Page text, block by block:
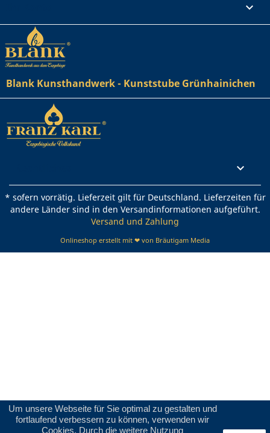
Um unsere Webseite für Sie optimal zu gestalten und
fortlaufend verbessern zu können, verwenden wir
Cookies. Durch die weitere Nutzung

Blank Kunsthandwerk - Kunststube Grünhainichen

* sofern vorrätig. Lieferzeit gilt für Deutschland. Lieferzeiten für
andere Länder sind in den Versandinformationen aufgeführt.
Versand und Zahlung
Onlineshop erstellt mit ❤ von Bräutigam Media